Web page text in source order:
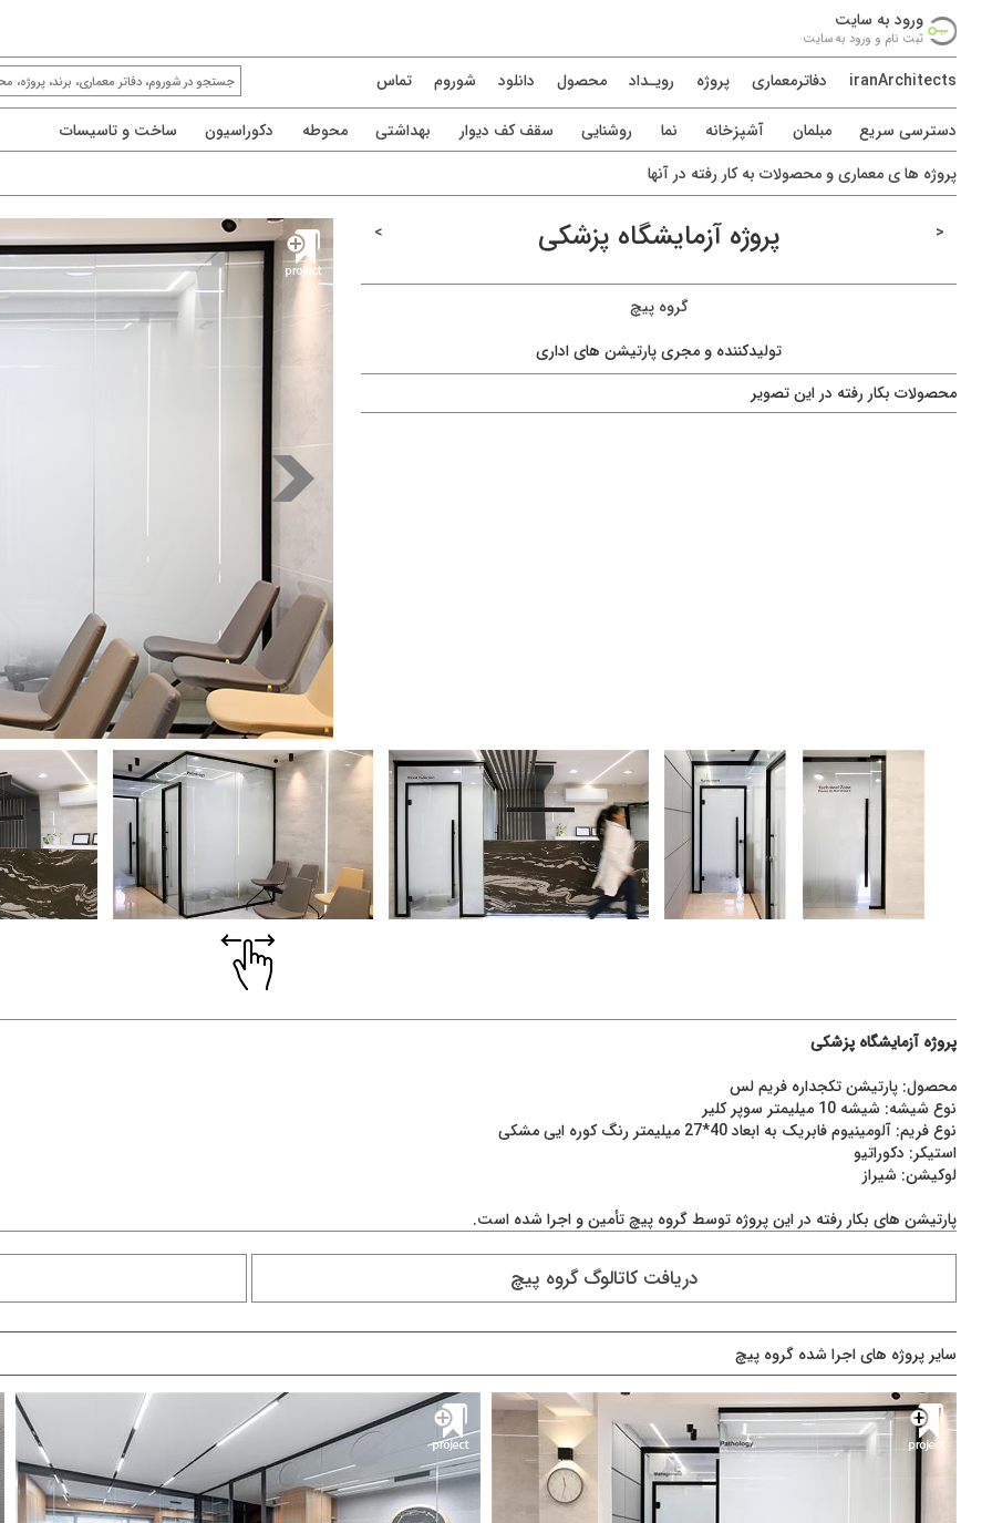
ورود به سايت
ثبت نام و ورود به سايت
iranArchitects دفاترمعماری پروژه رويـداد محصول دانلود شوروم تماس
دسترسی سريع مبلمان آشپزخانه نما روشنایی سقف کف دیوار بهداشتی محوطه دکوراسیون
ساخت و تاسیسات
پروژه ها ی معماری و محصولات به کار رفته در آنها
< پروژه آزمایشگاه پزشکی >
گروه پیچ
تولیدکننده و مجری پارتیشن های اداری
محصولات بکار رفته در اين تصویر
پروژه آزمایشگاه پزشکی
محصول: پارتیشن تکجداره فریم لس
نوع شیشه: شیشه 10 میلیمتر سوپر کلیر
نوع فریم: آلومینیوم فابریک به ابعاد 40*27 میلیمتر رنگ کوره ایی مشکی
استیکر: دکوراتیو
لوکیشن: شیراز
پارتیشن های بکار رفته در این پروژه توسط گروه پیچ تأمین و اجرا شده است.
دريافت کاتالوگ گروه پیچ
سایر پروژه های اجرا شده گروه پیچ
پروژه آزمایشگاه پزشکی
گروه پیچ